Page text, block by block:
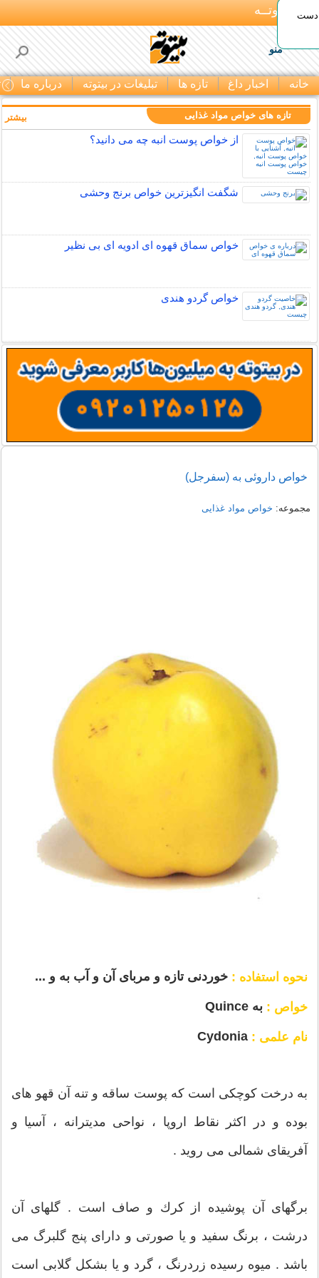
بـیتوتــه
منو
خانه اخبار داغ تازه ها تبلیغات در بیتوته درباره ما
دست
تازه های خواص مواد غذایی
از خواص پوست انبه چه می دانید؟
شگفت انگیزترین خواص برنج وحشی
خواص سماق قهوه ای ادویه ای بی نظیر
خواص گردو هندی
بیشتر
خواص داروئی به (سفرجل)
مجموعه: خواص مواد غذایی
نحوه استفاده : خوردنی تازه و مربای آن و آب به و ...
خواص : به Quince
نام علمی :
به درخت كوچكی است كه پوست ساقه و تنه آن قهو های
بوده و در اكثر نقاط اروپا ، نواحی مدیترانه ، آسیا و
آفریقای شمالی می روید .
برگهای آن پوشیده از كرك و صاف است . گلهای آن
درشت ، برنگ سفید و یا صورتی و دارای پنج گلبرگ می
باشد . میوه رسیده زردرنگ ، گرد و یا بشكل گلابی است